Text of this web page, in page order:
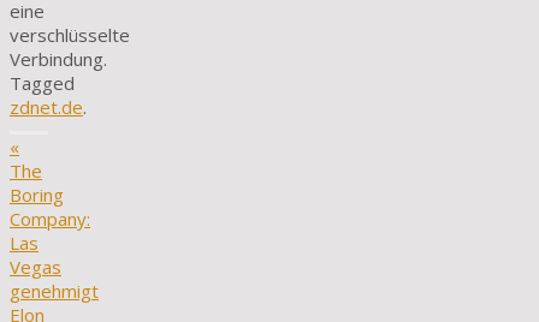
eine
verschlüsselte
Verbindung.
Tagged
zdnet.de.
«
The
Boring
Company:
Las
Vegas
genehmigt
Elon